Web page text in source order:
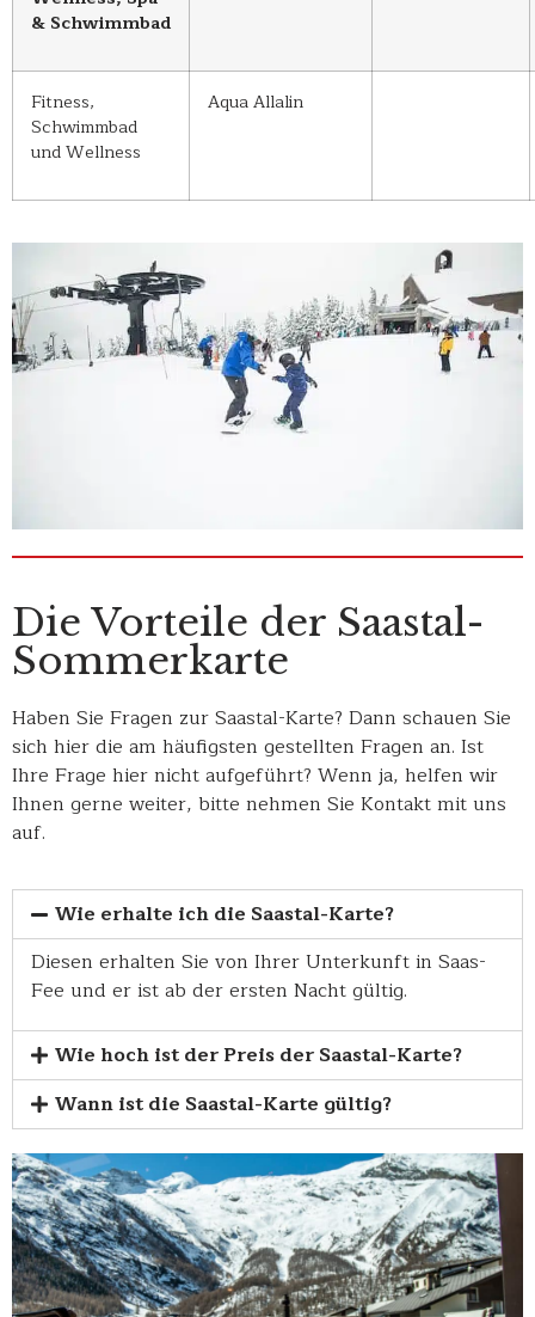
& Schwimmbad
Fitness,
Schwimmbad
und Wellness
Aqua Allalin
Die Vorteile der Saastal-
Sommerkarte
Haben Sie Fragen zur Saastal-Karte? Dann schauen Sie
sich hier die am häufigsten gestellten Fragen an. Ist
Ihre Frage hier nicht aufgeführt? Wenn ja, helfen wir
Ihnen gerne weiter, bitte nehmen Sie Kontakt mit uns
auf.
Wie erhalte ich die Saastal-Karte?
Diesen erhalten Sie von Ihrer Unterkunft in Saas-
Fee und er ist ab der ersten Nacht gültig.
Wie hoch ist der Preis der Saastal-Karte?
Wann ist die Saastal-Karte gültig?